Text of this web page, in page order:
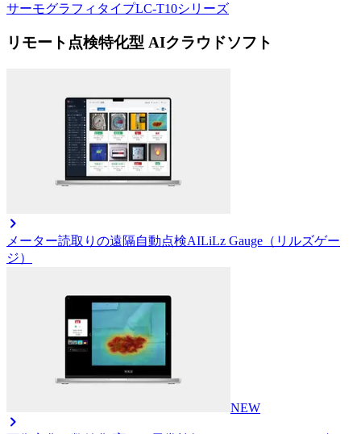
サーモグラフィタイプLC-T10シリーズ
リモート点検特化型 AIクラウドソフト
メーター読取りの遠隔自動点検AILiLz Gauge（リルズゲー
ジ）
NEW